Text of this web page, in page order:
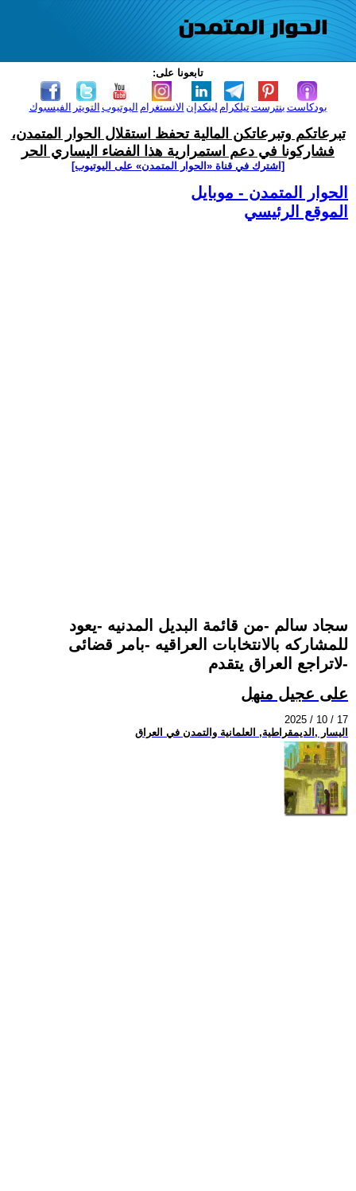
تابعونا على:
الفيسبوك التويتر اليوتيوب الانستغرام لينكدإن تيلكرامبنترست بودكاست
تبرعاتكم وتبرعاتكن المالية تحفظ استقلال الحوار المتمدن،
فشاركونا في دعم استمرارية هذا الفضاء اليساري الحر
[اشترك في قناة ‫«الحوار المتمدن» على اليوتيوب]
الحوار المتمدن - موبايل
الموقع الرئيسي
سجاد سالم -من قائمة البديل المدنيه -يعود
للمشاركه بالانتخابات العراقيه -بامر قضائى
-لاتراجع العراق يتقدم
على عجيل منهل
2025 / 10 / 17
اليسار ,الديمقراطية, العلمانية والتمدن في العراق